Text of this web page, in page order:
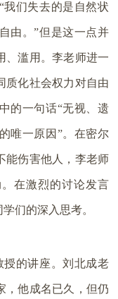
们失去的是自然状
由。”但是这一点并
、滥用。李老师进一
质化社会权力对自由
的一句话“无视、遗
唯一原因”。在密尔
能伤害他人，李老师
在激烈的讨论发言
们的深入思考。
授的讲座。刘北成老
，他成名已久，但仍